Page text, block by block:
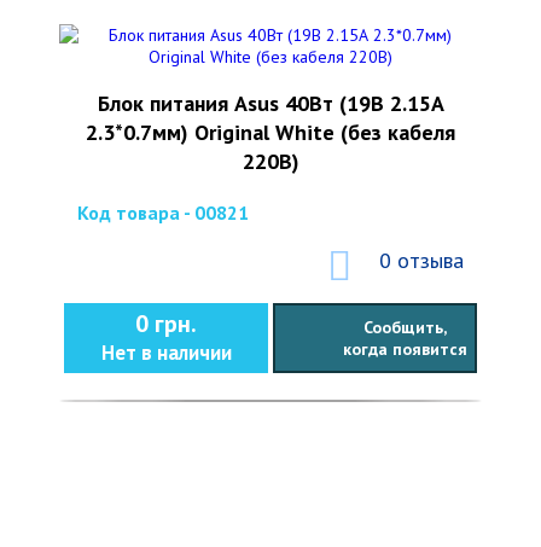
Блок питания Asus 40Вт (19В 2.15А
2.3*0.7мм) Original White (без кабеля
220В)
Код товара - 00821
0 отзыва
0 грн.
Нет в наличии
Сообщить,
когда появится